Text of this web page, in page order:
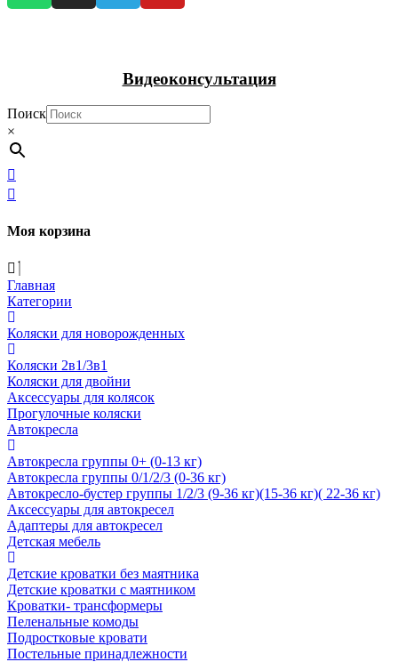
Видеоконсультация
Поиск
×
Моя корзина
Главная
Категории
Коляски для новорожденных
Коляски 2в1/3в1
Коляски для двойни
Аксессуары для колясок
Прогулочные коляски
Автокресла
Автокресла группы 0+ (0-13 кг)
Автокресла группы 0/1/2/3 (0-36 кг)
Автокресло-бустер группы 1/2/3 (9-36 кг)(15-36 кг)( 22-36 кг)
Аксессуары для автокресел
Адаптеры для автокресел
Детская мебель
Детские кроватки без маятника
Детские кроватки с маятником
Кроватки- трансформеры
Пеленальные комоды
Подростковые кровати
Постельные принадлежности